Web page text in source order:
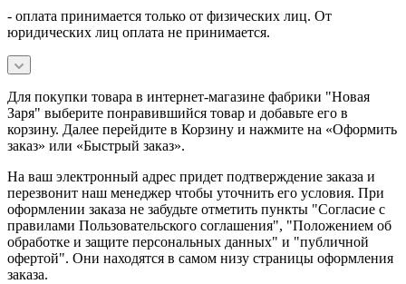
- оплата принимается только от физических лиц. От
юридических лиц оплата не принимается.
Для покупки товара в интернет-магазине фабрики "Новая
Заря" выберите понравившийся товар и добавьте его в
корзину. Далее перейдите в Корзину и нажмите на «Оформить
заказ» или «Быстрый заказ».
На ваш электронный адрес придет подтверждение заказа и
перезвонит наш менеджер чтобы уточнить его условия. При
оформлении заказа не забудьте отметить пункты "Согласие с
правилами Пользовательского соглашения", "Положением об
обработке и защите персональных данных" и "публичной
офертой". Они находятся в самом низу страницы оформления
заказа.